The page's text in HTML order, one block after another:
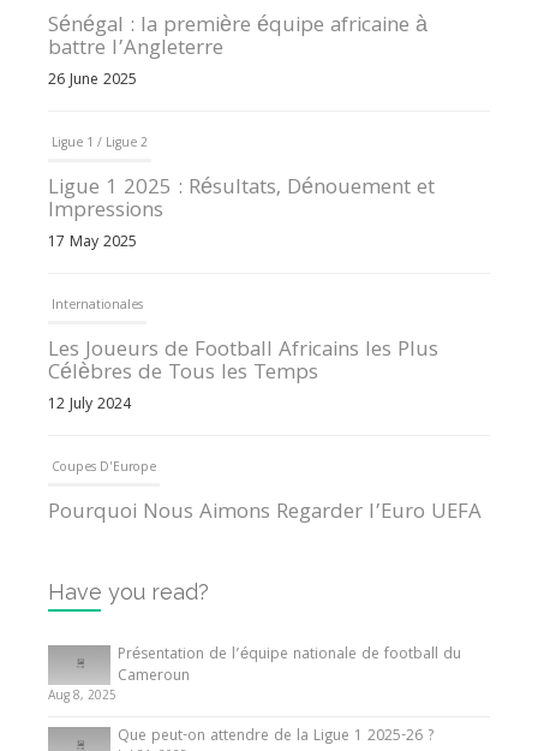
Sénégal : la première équipe africaine à
battre l’Angleterre
26 June 2025
Ligue 1 / Ligue 2
Ligue 1 2025 : Résultats, Dénouement et
Impressions
17 May 2025
Internationales
Les Joueurs de Football Africains les Plus
Célèbres de Tous les Temps
12 July 2024
Coupes D'Europe
Pourquoi Nous Aimons Regarder l’Euro UEFA
Internationales
Tout ce que vous devez savoir sur la Coupe
d’Afrique des Nations
10 May 2024
Have you read?
Présentation de l’équipe nationale de football du
Cameroun
Aug 8, 2025
Que peut-on attendre de la Ligue 1 2025-26 ?